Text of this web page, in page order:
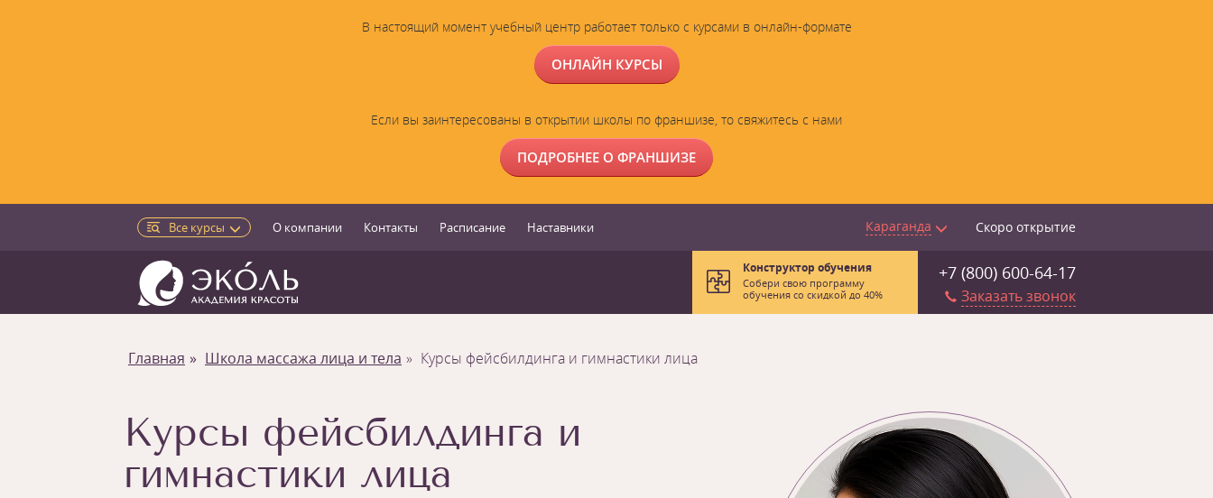
В настоящий момент учебный центр работает только с курсами в онлайн-формате
ОНЛАЙН КУРСЫ
Если вы заинтересованы в открытии школы по франшизе, то свяжитесь с нами
ПОДРОБНЕЕ О ФРАНШИЗЕ
Все курсы О компании Контакты Расписание Наставники Караганда Скоро открытие
+7 (800) 600-64-17
Заказать звонок
Конструктор обучения
Собери свою программу
обучения со скидкой до 40%
Главная Школа массажа лица и тела Курсы фейсбилдинга и гимнастики лица
Курсы фейсбилдинга и
гимнастики лица